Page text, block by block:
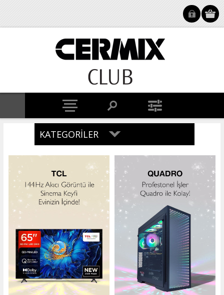
KATEGORILER